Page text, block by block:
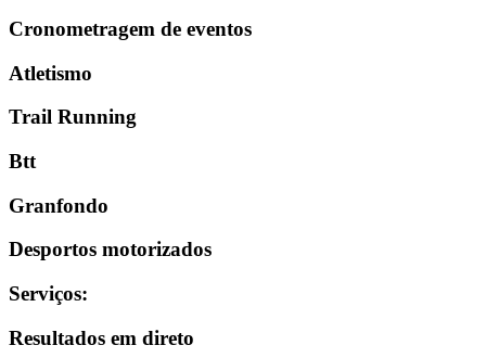
Cronometragem de eventos
Atletismo
Trail Running
Btt
Granfondo
Desportos motorizados
Serviços:
Resultados em direto